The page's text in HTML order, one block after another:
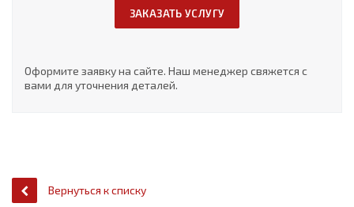
ЗАКАЗАТЬ УСЛУГУ
Оформите заявку на сайте. Наш менеджер свяжется с
вами для уточнения деталей.
Вернуться к списку